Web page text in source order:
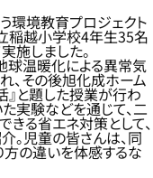
環境教育プロジェクト
稲越小学校4年生35名
施しました。
球温暖化による異常気
、その後旭化成ホーム
』と題した授業が行わ
実験などを通じて、二
る省エネ対策として、
。児童の皆さんは、同
方の違いを体感するな